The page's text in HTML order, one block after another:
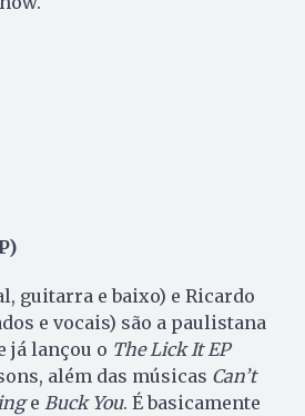
guitarra e baixo) e Ricardo
e vocais) são a paulistana
já lançou o The Lick It EP
além das músicas Can’t
e Buck You. É basicamente